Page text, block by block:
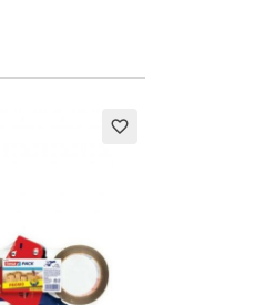
favorite_border